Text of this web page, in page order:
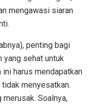
mengawasi siaran
penting bagi
yang sehat untuk
ini harus mendapatkan
menyesatkan.
merusak. Soalnya,